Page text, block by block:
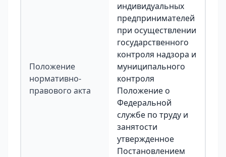
Положение
нормативно-
правового акта
индивидуальных
предпринимателей
при осуществлении
государственного
контроля надзора и
муниципального
контроля
Положение о
Федеральной
службе по труду и
занятости
утвержденное
Постановлением